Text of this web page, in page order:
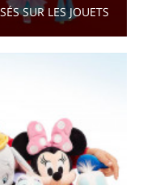
SUR LES JOUETS